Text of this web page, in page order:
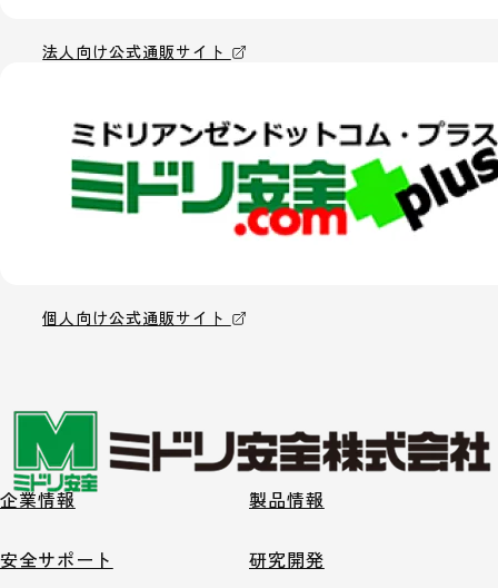
法人向け公式通販サイト
個人向け公式通販サイト
企業情報 製品情報
安全サポート 研究開発